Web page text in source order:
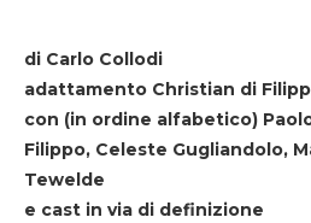
di Carlo Collodi
adattamento Christian di
con (in ordine alfabetico)
Filippo, Celeste Gugliandolo,
Tewelde
e cast in via di definizione